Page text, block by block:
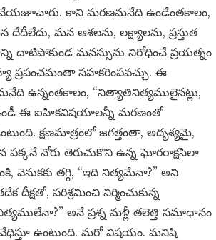
కాని మరణమనేది ఉండేంతకాలం,
మన ఆశలను, లక్ష్యాలను, ప్రస్తుత
దాటిపోకుండ మనస్సును నిరోధించే ప్రయత్నం
ప్రపంచమంతా సహకరింపవచ్చు. ఈ
ఉన్నంతకాలం, “నిత్యాతినిత్యములైనట్లు,
ఉండీ ఈ ఐహికవిషయాలన్నీ మరణంతో
క్షణమాత్రంలో జగత్తంతా, అదృశ్యమై,
పక్కనే నోరు తెరుచుకొని ఉన్న ఘోరరాక్షసిలా
వెనుకకు తగ్గి, “ఇది నిత్యమేనా?” అని
పరిశ్రమించి నిర్మించుకున్న
అనే ప్రశ్న మళ్లీ తలెత్తి సమాధానం
వేధిస్తూ ఉంటుంది. మరో విషయం. మనిషి